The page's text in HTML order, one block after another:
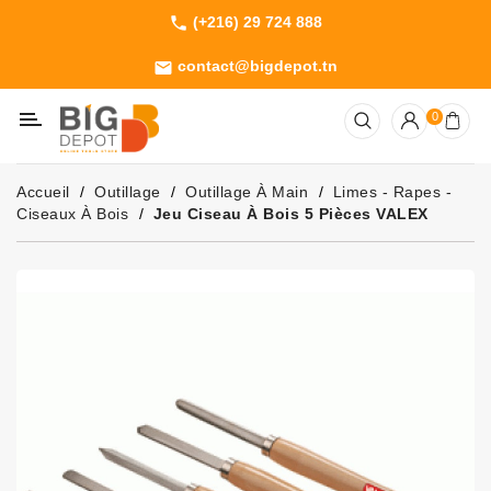
phone (+216) 29 724 888
email contact@bigdepot.tn
Machines
Outillage
Jardinage
Consommables
0
Accueil Outillage Outillage À Main
Limes - Rapes -
Ciseaux À Bois
Jeu Ciseau À Bois 5 Pièces VALEX